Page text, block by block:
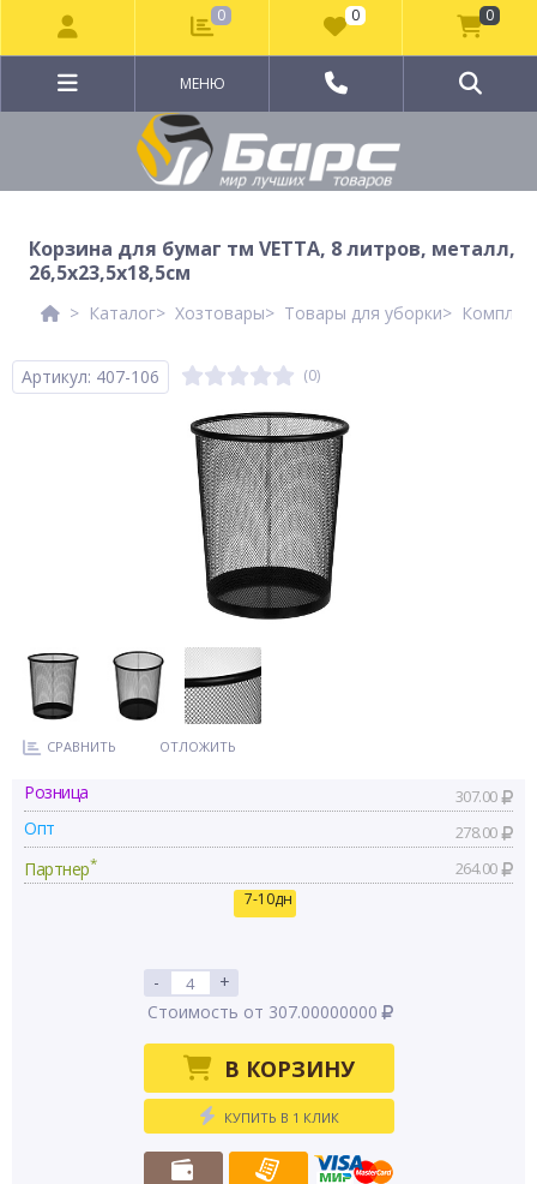
МЕНЮ
Корзина для бумаг тм VETTA, 8 литров, металл,
26,5х23,5х18,5см
Каталог Хозтовары Товары для уборки
Артикул: 407-106 (0)
СРАВНИТЬ ОТЛОЖИТЬ
Розница 307.00
Опт 278.00
Партнер* 264.00
7-10дн
-
+
Стоимость от 307.00000000
В КОРЗИНУ
КУПИТЬ В 1 КЛИК
0 0 0